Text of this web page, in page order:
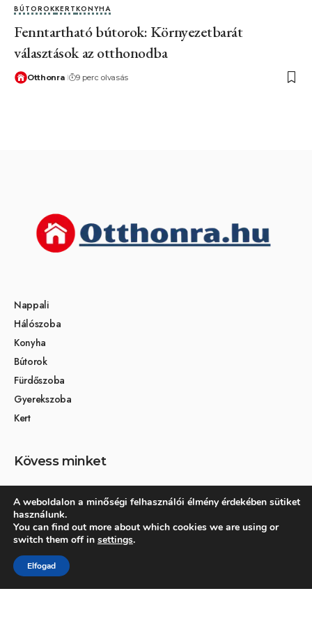
BÚTOROKKERTKONYHA
Fenntartható bútorok: Környezetbarát
választások az otthonodba
Otthonra 9 perc olvasás
Nappali
Hálószoba
Konyha
Bútorok
Fürdőszoba
Gyerekszoba
Kert
Kövess minket
Társoldalak
Otthon és dekoráció
Kertikék kertmagazin
A weboldalon a minőségi felhasználói élmény érdekében sütiket
használunk.
You can find out more about which cookies we are using or
switch them off in settings.
Elfogad